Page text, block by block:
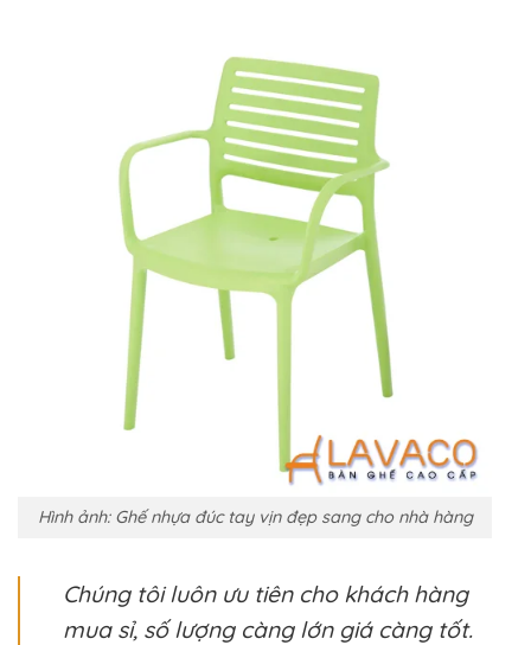
Hình ảnh: Ghế nhựa đúc tay vịn đẹp sang cho nhà hàng
Chúng tôi luôn ưu tiên cho khách hàng
mua sỉ, số lượng càng lớn giá càng tốt.